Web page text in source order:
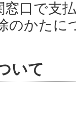
窓口で支
のかたに
いて